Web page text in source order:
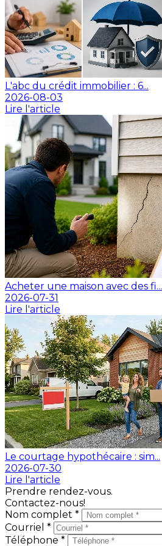
L'abc du crédit immobilier : 6...
2026-08-03
Lire l'article
Acheter une maison avec des fi...
2026-07-31
Lire l'article
Le courtage hypothécaire : sim...
2026-07-30
Lire l'article
Prendre rendez-vous.
Contactez-nous!
Nom complet *
Courriel *
Téléphone *